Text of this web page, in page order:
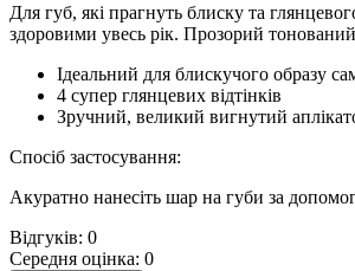
Для губ, які прагнуть блиску та
здоровими увесь рік. Прозорий
Ідеальний для блискучого образу
4 супер глянцевих відтінків
Зручний, великий вигнутий
Спосіб застосування:
Акуратно нанесіть шар на губи за
Відгуків: 0
Середня оцінка: 0